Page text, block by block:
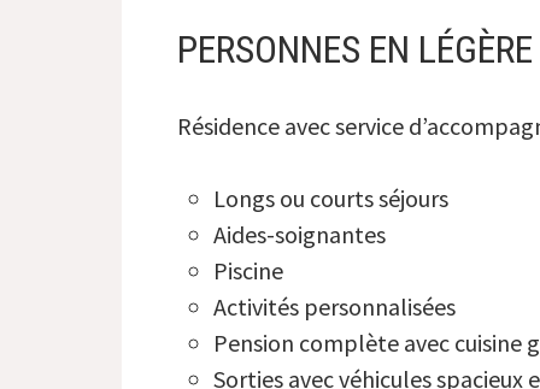
PERSONNES EN
Résidence avec service
Longs ou courts séjours
Aides-soignantes
Piscine
Activités personnalisées
Pension complète avec cuisine
Sorties avec véhicules spacieux